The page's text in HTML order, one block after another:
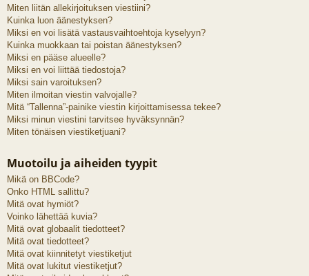
Miten liitän allekirjoituksen viestiini?
Kuinka luon äänestyksen?
Miksi en voi lisätä vastausvaihtoehtoja kyselyyn?
Kuinka muokkaan tai poistan äänestyksen?
Miksi en pääse alueelle?
Miksi en voi liittää tiedostoja?
Miksi sain varoituksen?
Miten ilmoitan viestin valvojalle?
Mitä “Tallenna”-painike viestin kirjoittamisessa tekee?
Miksi minun viestini tarvitsee hyväksynnän?
Miten tönäisen viestiketjuani?
Muotoilu ja aiheiden tyypit
Mikä on BBCode?
Onko HTML sallittu?
Mitä ovat hymiöt?
Voinko lähettää kuvia?
Mitä ovat globaalit tiedotteet?
Mitä ovat tiedotteet?
Mitä ovat kiinnitetyt viestiketjut
Mitä ovat lukitut viestiketjut?